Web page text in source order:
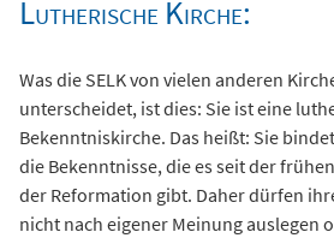
Lutherische Kirche:
Was die SELK von vielen anderen
unterscheidet, ist dies: Sie ist eine
Bekenntniskirche. Das heißt: Sie
die Bekenntnisse, die es seit der
der Reformation gibt. Daher dürfen
nicht nach eigener Meinung auslegen